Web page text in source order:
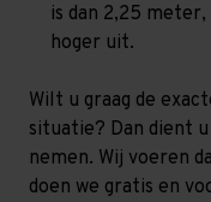
is dan 2,25
hoger uit.
Wilt u graag de
situatie? Dan dient
nemen. Wij voeren
doen we gratis en